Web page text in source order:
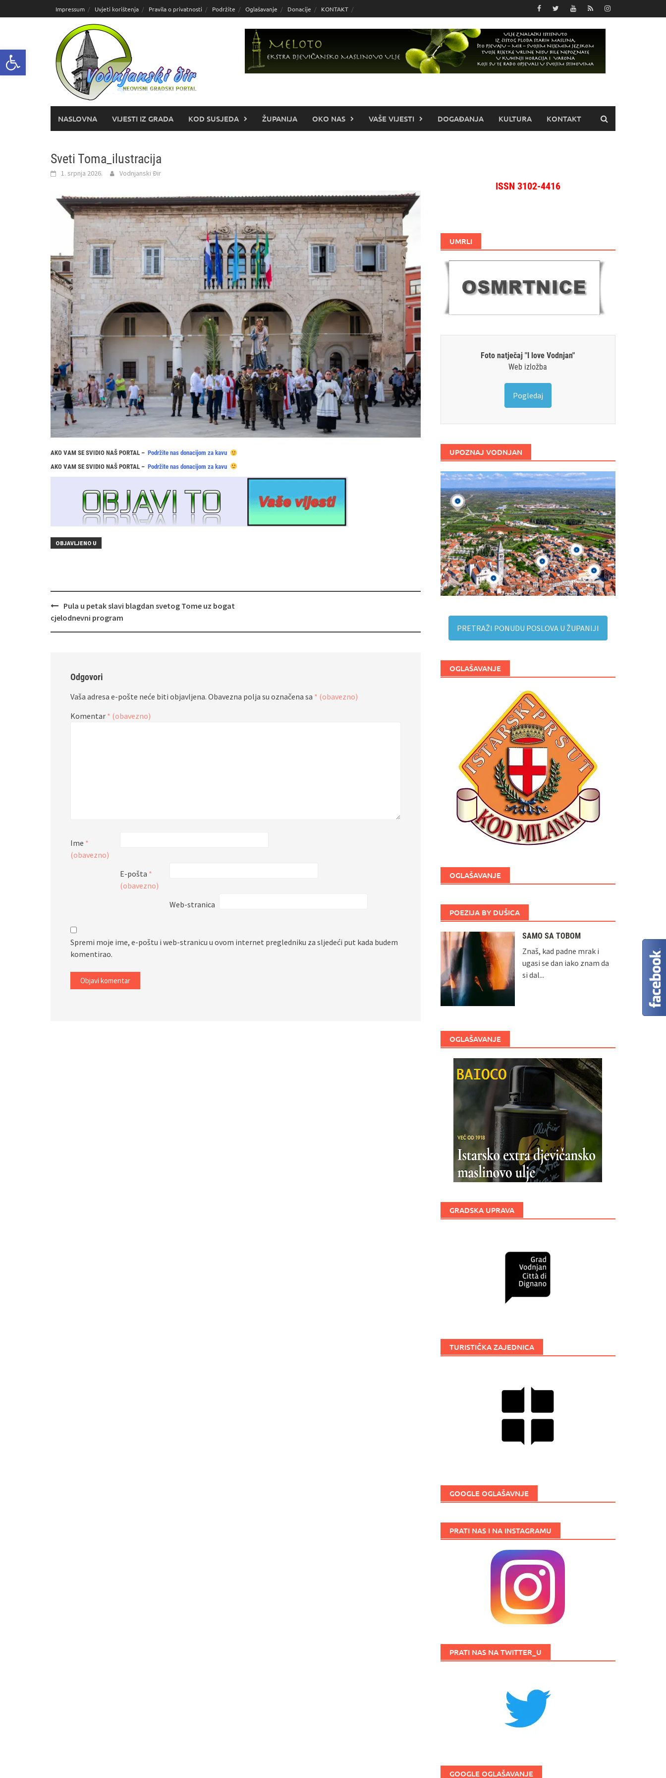
Open toolbar
do
Impressum Uvjeti korištenja Pravila o privatnosti Podržite Oglašavanje Donacije KONTAKT
NASLOVNA VIJESTI IZ GRADA KOD SUSJEDA ŽUPANIJA OKO NAS VAŠE VIJESTI DOGAĐANJA KULTURA KONTAKT
Sveti Toma_ilustracija
1. srpnja 2026. Vodnjanski Đir
AKO VAM SE SVIDIO NAŠ PORTAL – Podržite nas donacijom za kavu
AKO VAM SE SVIDIO NAŠ PORTAL – Podržite nas donacijom za kavu
OBJAVLJENO U
Navigacija
objava
Pula u petak slavi blagdan svetog Tome uz bogat
cjelodnevni program
Odgovori
Vaša adresa e-pošte neće biti objavljena. Obavezna polja su označena sa * (obavezno)
Komentar * (obavezno)
Ime *
(obavezno)
E-pošta *
(obavezno)
Web-stranica
Spremi moje ime, e-poštu i web-stranicu u ovom internet pregledniku za sljedeći put kada budem
komentirao.
ISSN 3102-4416
UMRLI
Foto natječaj "I love Vodnjan"
Web izložba
Pogledaj
UPOZNAJ VODNJAN
PRETRAŽI PONUDU POSLOVA U ŽUPANIJI
OGLAŠAVANJE
OGLAŠAVANJE
POEZIJA BY DUŠICA
SAMO SA TOBOM
Znaš, kad padne mrak i
ugasi se dan iako znam da
si dal...
OGLAŠAVANJE
GRADSKA UPRAVA
TURISTIČKA ZAJEDNICA
GOOGLE OGLAŠAVNJE
PRATI NAS I NA INSTAGRAMU
PRATI NAS NA TWITTER_U
GOOGLE OGLAŠAVANJE